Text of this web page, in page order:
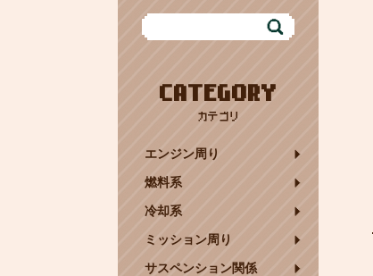
CATEGORY
カテゴリ
エンジン周り
燃料系
冷却系
ミッション周り
サスペンション関係